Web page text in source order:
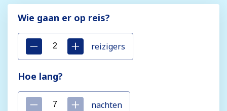
Wie gaan er op reis?
reizigers
Hoe lang?
nachten